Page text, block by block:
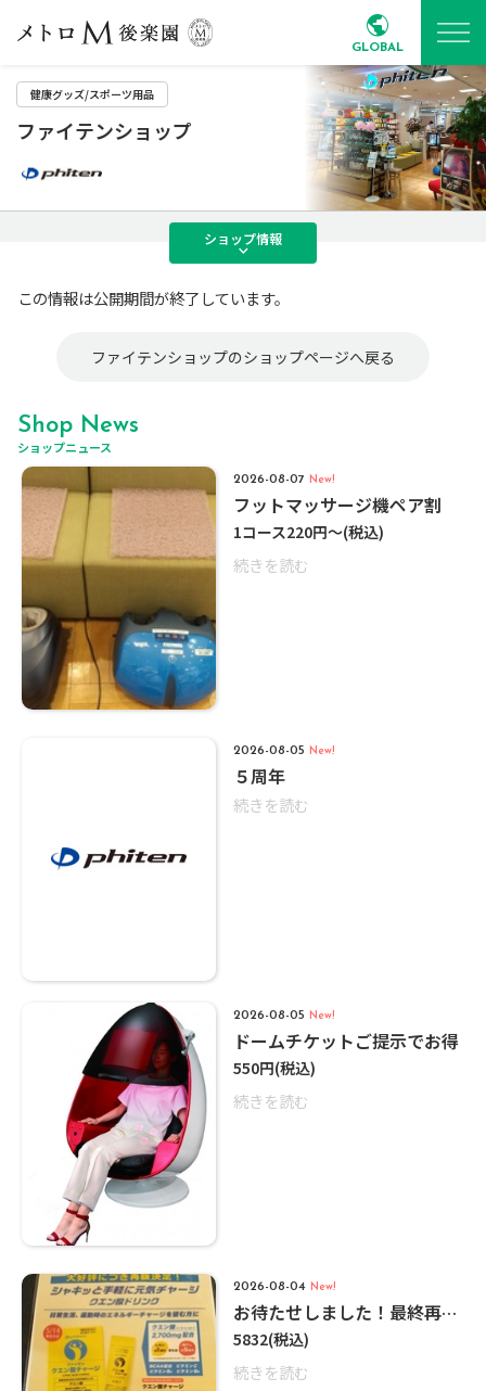
GLOBAL
健康グッズ/スポーツ用品
ファイテンショップ
ショップ情報
この情報は公開期間が終了しています。
ファイテンショップのショップページへ戻る
Shop News
ショップニュース
2026-08-07 New!
フットマッサージ機ペア割
1コース220円～(税込)
続きを読む
2026-08-05 New!
５周年
続きを読む
2026-08-05 New!
ドームチケットご提示でお得
550円(税込)
続きを読む
2026-08-04 New!
お待たせしました！最終再入荷しました！
5832(税込)
続きを読む